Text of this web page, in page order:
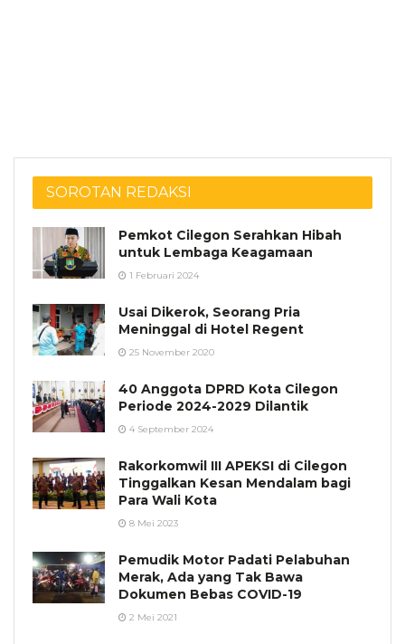
SOROTAN REDAKSI
Pemkot Cilegon Serahkan Hibah
untuk Lembaga Keagamaan
1 Februari 2024
Usai Dikerok, Seorang Pria
Meninggal di Hotel Regent
25 November 2020
40 Anggota DPRD Kota Cilegon
Periode 2024-2029 Dilantik
4 September 2024
Rakorkomwil III APEKSI di Cilegon
Tinggalkan Kesan Mendalam bagi
Para Wali Kota
8 Mei 2023
Pemudik Motor Padati Pelabuhan
Merak, Ada yang Tak Bawa
Dokumen Bebas COVID-19
2 Mei 2021